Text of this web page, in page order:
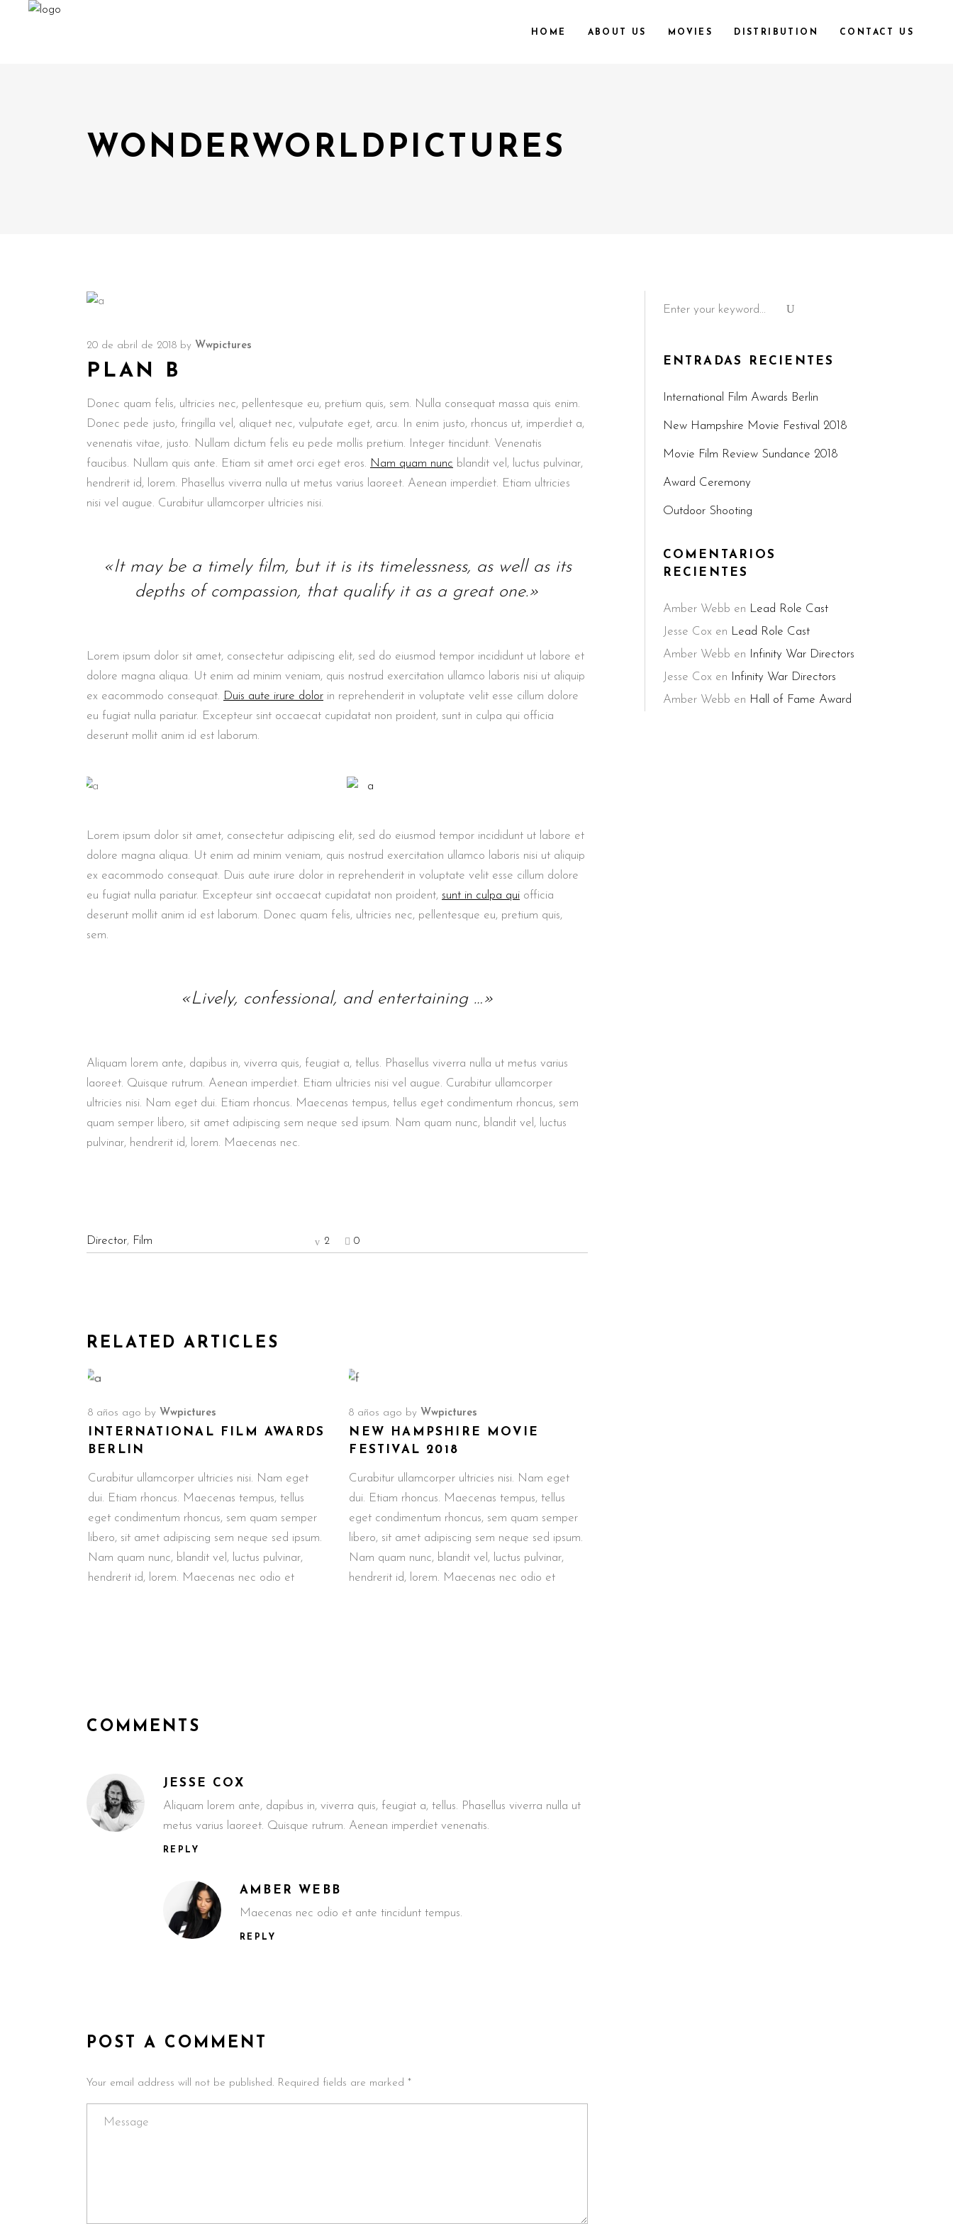
HOME ABOUT US MOVIES DISTRIBUTION CONTACT US
WONDERWORLDPICTURES
20 de abril de 2018 by Wwpictures
PLAN B
Donec quam felis, ultricies nec, pellentesque eu, pretium quis, sem. Nulla consequat massa quis enim.
Donec pede justo, fringilla vel, aliquet nec, vulputate eget, arcu. In enim justo, rhoncus ut, imperdiet a,
venenatis vitae, justo. Nullam dictum felis eu pede mollis pretium. Integer tincidunt. Venenatis
faucibus. Nullam quis ante. Etiam sit amet orci eget eros. Nam quam nunc blandit vel, luctus pulvinar,
hendrerit id, lorem. Phasellus viverra nulla ut metus varius laoreet. Aenean imperdiet. Etiam ultricies
nisi vel augue. Curabitur ullamcorper ultricies nisi.
«It may be a timely film, but it is its timelessness, as well as its
depths of compassion, that qualify it as a great one.»
Lorem ipsum dolor sit amet, consectetur adipiscing elit, sed do eiusmod tempor incididunt ut labore et
dolore magna aliqua. Ut enim ad minim veniam, quis nostrud exercitation ullamco laboris nisi ut aliquip
ex eacommodo consequat. Duis aute irure dolor in reprehenderit in voluptate velit esse cillum dolore
eu fugiat nulla pariatur. Excepteur sint occaecat cupidatat non proident, sunt in culpa qui officia
deserunt mollit anim id est laborum.
Lorem ipsum dolor sit amet, consectetur adipiscing elit, sed do eiusmod tempor incididunt ut labore et
dolore magna aliqua. Ut enim ad minim veniam, quis nostrud exercitation ullamco laboris nisi ut aliquip
ex eacommodo consequat. Duis aute irure dolor in reprehenderit in voluptate velit esse cillum dolore
eu fugiat nulla pariatur. Excepteur sint occaecat cupidatat non proident, sunt in culpa qui officia
deserunt mollit anim id est laborum. Donec quam felis, ultricies nec, pellentesque eu, pretium quis,
sem.
«Lively, confessional, and entertaining …»
Aliquam lorem ante, dapibus in, viverra quis, feugiat a, tellus. Phasellus viverra nulla ut metus varius
laoreet. Quisque rutrum. Aenean imperdiet. Etiam ultricies nisi vel augue. Curabitur ullamcorper
ultricies nisi. Nam eget dui. Etiam rhoncus. Maecenas tempus, tellus eget condimentum rhoncus, sem
quam semper libero, sit amet adipiscing sem neque sed ipsum. Nam quam nunc, blandit vel, luctus
pulvinar, hendrerit id, lorem. Maecenas nec.
Director, Film 2 0
RELATED ARTICLES
8 años ago by Wwpictures
INTERNATIONAL FILM AWARDS
BERLIN
Curabitur ullamcorper ultricies nisi. Nam eget
dui. Etiam rhoncus. Maecenas tempus, tellus
eget condimentum rhoncus, sem quam semper
libero, sit amet adipiscing sem neque sed ipsum.
Nam quam nunc, blandit vel, luctus pulvinar,
hendrerit id, lorem. Maecenas nec odio et
8 años ago by Wwpictures
NEW HAMPSHIRE MOVIE
FESTIVAL 2018
Curabitur ullamcorper ultricies nisi. Nam eget
dui. Etiam rhoncus. Maecenas tempus, tellus
eget condimentum rhoncus, sem quam semper
libero, sit amet adipiscing sem neque sed ipsum.
Nam quam nunc, blandit vel, luctus pulvinar,
hendrerit id, lorem. Maecenas nec odio et
COMMENTS
JESSE COX
Aliquam lorem ante, dapibus in, viverra quis, feugiat a, tellus. Phasellus viverra nulla ut
metus varius laoreet. Quisque rutrum. Aenean imperdiet venenatis.
REPLY
AMBER WEBB
Maecenas nec odio et ante tincidunt tempus.
REPLY
POST A COMMENT
Your email address will not be published. Required fields are marked *
for:
ENTRADAS RECIENTES
International Film Awards Berlin
New Hampshire Movie Festival 2018
Movie Film Review Sundance 2018
Award Ceremony
Outdoor Shooting
COMENTARIOS
RECIENTES
Amber Webb en Lead Role Cast
Jesse Cox en Lead Role Cast
Amber Webb en
Infinity War Directors
Jesse Cox en
Infinity War Directors
Amber Webb en Hall of Fame Award